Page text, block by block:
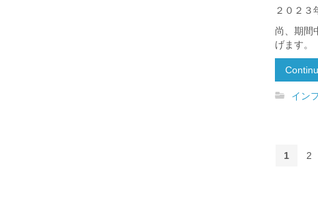
２０２３
尚、期間
げます。
イン
1 2